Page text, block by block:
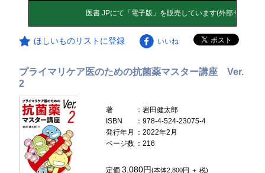
ほしいものリストに登録 いいね
プライマリケア医のための抗菌薬マスター講座 Ver.
2
著
：岩田健太郎
ISBN
：978-4-524-23075-4
発行年月
：2022年2月
ページ数 ：216
定価3,080円(本体2,800円 ＋ 税)